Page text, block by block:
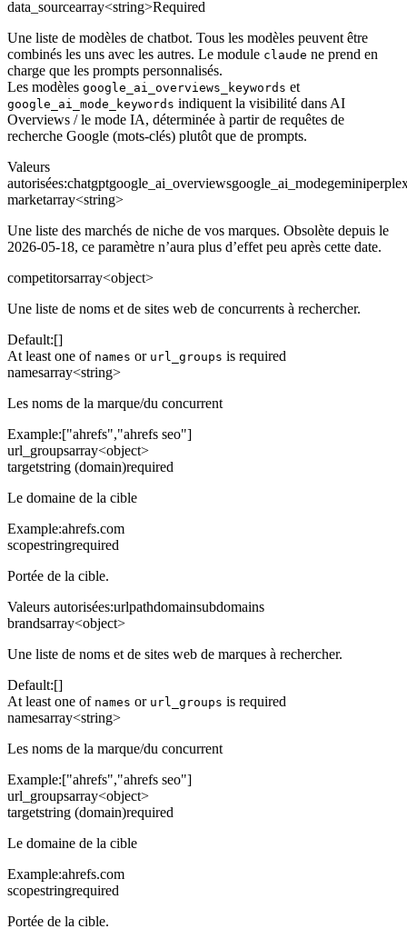
data_sourcearray<string>Required
Une liste de modèles de chatbot. Tous les modèles peuvent être
combinés les uns avec les autres. Le module claude ne prend en
charge que les prompts personnalisés.
Les modèles google_ai_overviews_keywords et
google_ai_mode_keywords indiquent la visibilité dans AI
Overviews / le mode IA, déterminée à partir de requêtes de
recherche Google (mots-clés) plutôt que de prompts.
Valeurs
autorisées:chatgptgoogle_ai_overviewsgoogle_ai_modegemini
marketarray<string>
Une liste des marchés de niche de vos marques. Obsolète depuis le
2026-05-18, ce paramètre n’aura plus d’effet peu après cette date.
competitorsarray<object>
Une liste de noms et de sites web de concurrents à rechercher.
Default:[]
At least one of names or url_groups is required
namesarray<string>
Les noms de la marque/du concurrent
Example:["ahrefs","ahrefs seo"]
url_groupsarray<object>
targetstring (domain)required
Le domaine de la cible
Example:ahrefs.com
scopestringrequired
Portée de la cible.
Valeurs autorisées:urlpathdomainsubdomains
brandsarray<object>
Une liste de noms et de sites web de marques à rechercher.
Default:[]
At least one of names or url_groups is required
namesarray<string>
Les noms de la marque/du concurrent
Example:["ahrefs","ahrefs seo"]
url_groupsarray<object>
targetstring (domain)required
Le domaine de la cible
Example:ahrefs.com
scopestringrequired
Portée de la cible.